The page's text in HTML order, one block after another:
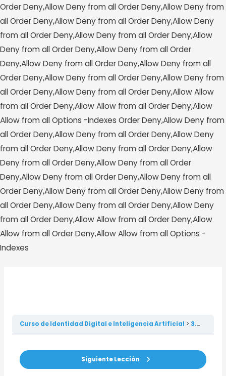
Order Deny,Allow Deny from allOrder Deny,Allow Deny from
allOrder Deny,Allow Deny from allOrder Deny,Allow Deny
from allOrder Deny,Allow Deny from allOrder Deny,Allow
Deny from allOrder Deny,Allow Deny from allOrder
Deny,Allow Deny from allOrder Deny,Allow Deny from all
Order Deny,Allow Deny from allOrder Deny,Allow Deny from
allOrder Deny,Allow Deny from allOrder Deny,Allow Allow
from allOrder Deny,Allow Allow from allOrder Deny,Allow
Allow from allOptions -Indexes Order Deny,Allow Deny from
allOrder Deny,Allow Deny from allOrder Deny,Allow Deny
from allOrder Deny,Allow Deny from allOrder Deny,Allow
Deny from allOrder Deny,Allow Deny from allOrder
Deny,Allow Deny from allOrder Deny,Allow Deny from all
Order Deny,Allow Deny from allOrder Deny,Allow Deny from
allOrder Deny,Allow Deny from allOrder Deny,Allow Deny
from allOrder Deny,Allow Allow from allOrder Deny,Allow
Allow from allOrder Deny,Allow Allow from allOptions -
Indexes
Curso de Identidad Digital e Inteligencia Artificial 3.3. REDES SOCIALES – Actividad.
Siguiente Lección